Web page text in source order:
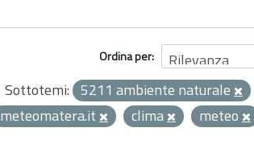
Ordina per
Sottotemi: 5211 ambiente naturale
meteomatera.it clima
meteo